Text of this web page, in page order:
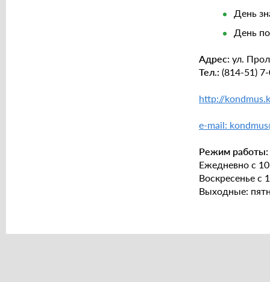
День
День
Адрес: ул.
Тел.: (814-51)
http://
e-mail:
Режим работы:
Ежедневно с
Воскресенье с
Выходные: